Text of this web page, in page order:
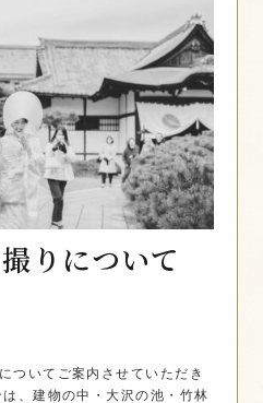
りについて
ついてご案内させていただき
、建物の中・大沢の池・竹林